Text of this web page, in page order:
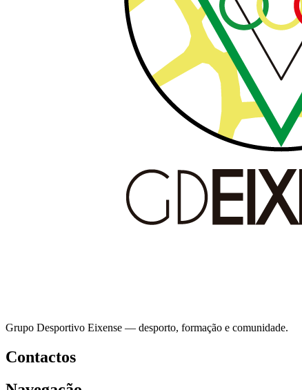
Grupo Desportivo Eixense — desporto, formação e comunidade.
Contactos